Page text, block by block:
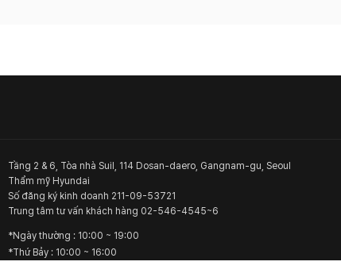
Tầng 2 & 6, Tòa nhà Suil, 114 Dosan-daero, Gangnam-gu, Seoul
Thẩm mỹ Hyundai
Số đăng ký kinh doanh 211-09-53721
Trung tâm tư vấn khách hàng 02-546-4545~6
*Ngày thường : 10:00 ~ 19:00
*Thứ Bảy : 10:00 ~ 16:00